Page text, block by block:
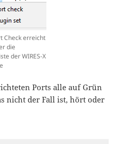
Check erreicht
die
der WIRES-X
Ports alle auf Grün
nicht der Fall ist, hört oder